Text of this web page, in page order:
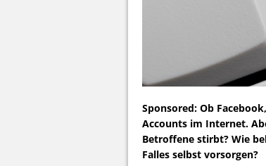
Sponsored: Ob
Accounts im Internet.
Betroffene stirbt? Wie
Falles selbst vorsorgen?